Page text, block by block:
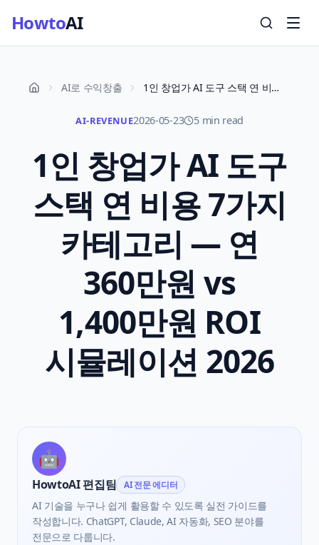
HowtoAI
AI로 수익창출 1인 창업가 AI 도구 스택 연 비용 7가지 카테고리 — 연 360만원 vs 1,400만원 ROI 시뮬레이션 2026
AI-REVENUE2026-05-23 5 min read
1인 창업가 AI 도구
스택 연 비용 7가지
카테고리 — 연
360만원 vs
1,400만원 ROI
시뮬레이션 2026
🤖
HowtoAI 편집팀 AI 전문 에디터
AI 기술을 누구나 쉽게 활용할 수 있도록 실전 가이드를
작성합니다. ChatGPT, Claude, AI 자동화, SEO 분야를
전문으로 다룹니다.